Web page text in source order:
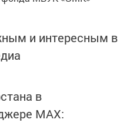
и интересным в
в
MАХ: